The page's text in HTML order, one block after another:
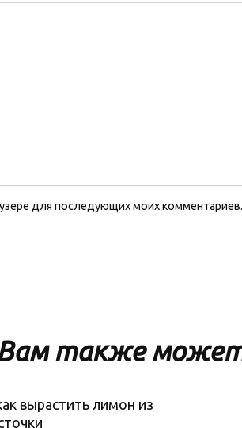
для последующих моих комментариев.
также может